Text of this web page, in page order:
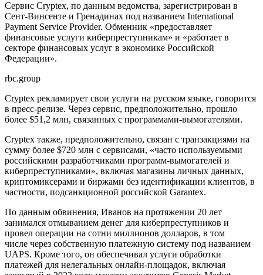
Сервис Cryptex, по данным ведомства, зарегистрирован в
Сент-Винсенте и Гренадинах под названием International
Payment Service Provider. Обменник «предоставляет
финансовые услуги киберпреступникам» и «работает в
секторе финансовых услуг в экономике Российской
Федерации».
rbc.group
Cryptex рекламирует свои услуги на русском языке, говорится
в пресс-релизе. Через сервис, предположительно, прошло
более $51,2 млн, связанных с программами-вымогателями.
Cryptex также, предположительно, связан с транзакциями на
сумму более $720 млн с сервисами, «часто используемыми
российскими разработчиками программ-вымогателей и
киберпреступниками», включая магазины личных данных,
криптомиксерами и биржами без идентификации клиентов, в
частности, подсанкционной российской Garantex.
По данным обвинения, Иванов на протяжении 20 лет
занимался отмыванием денег для киберпреступников и
провел операции на сотни миллионов долларов, в том
числе через собственную платежную систему под названием
UAPS. Кроме того, он обеспечивал услуги обработки
платежей для нелегальных онлайн-площадок, включая